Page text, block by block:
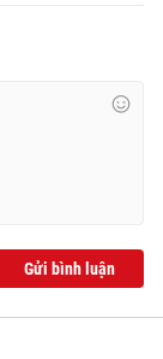
Gửi bình luận